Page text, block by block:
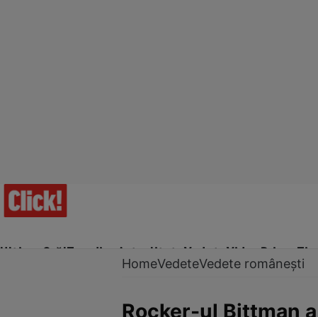
Ultima Oră!Trending Actualitate Vedete Video Prime Time
HomeVedeteVedete românești
Rocker-ul Bittman